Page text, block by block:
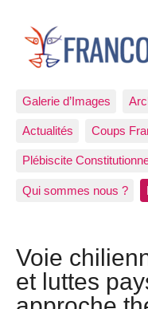
Galerie d’Images
Actualités Coups
Plébiscite
Qui sommes nous ?
Voie
et luttes